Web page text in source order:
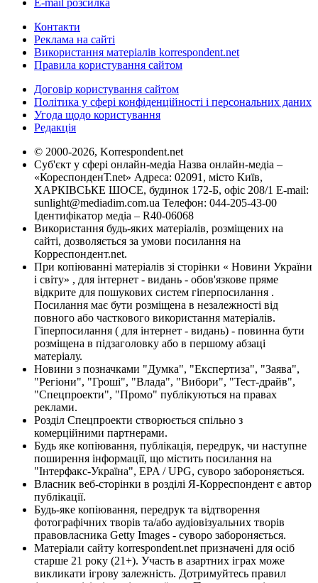
E-mail розсилка
Контакти
Реклама на сайті
Використання матеріалів korrespondent.net
Правила користування сайтом
Договір користування сайтом
Політика у сфері конфіденційності і персональних даних
Угода щодо користування
Редакція
© 2000-2026, Korrespondent.net
Суб'єкт у сфері онлайн-медіа Назва онлайн-медіа –
«КореспонденТ.net» Адреса: 02091, місто Київ,
ХАРКІВСЬКЕ ШОСЕ, будинок 172-Б, офіс 208/1 E-mail:
sunlight@mediadim.com.ua Телефон: 044-205-43-00
Ідентифікатор медіа – R40-06068
Використання будь-яких матеріалів, розміщених на
сайті, дозволяється за умови посилання на
Корреспондент.net.
При копіюванні матеріалів зі сторінки « Новини України
і світу» , для інтернет - видань - обов'язкове пряме
відкрите для пошукових систем гіперпосилання .
Посилання має бути розміщена в незалежності від
повного або часткового використання матеріалів.
Гіперпосилання ( для інтернет - видань) - повинна бути
розміщена в підзаголовку або в першому абзаці
матеріалу.
Новини з позначками "Думка", "Експертиза", "Заява",
"Регіони", "Гроші", "Влада", "Вибори", "Тест-драйв",
"Спецпроекти", "Промо" публікуються на правах
реклами.
Розділ Спецпроекти створюється спільно з
комерційними партнерами.
Будь яке копіювання, публікація, передрук, чи наступне
поширення інформації, що містить посилання на
"Інтерфакс-Україна", EPA / UPG, суворо забороняється.
Власник веб-сторінки в розділі Я-Корреспондент є автор
публікації.
Будь-яке копіювання, передрук та відтворення
фотографічних творів та/або аудіовізуальних творів
правовласника Getty Images - суворо забороняється.
Матеріали сайту korrespondent.net призначені для осіб
старше 21 року (21+). Участь в азартних іграх може
викликати ігрову залежність. Дотримуйтесь правил